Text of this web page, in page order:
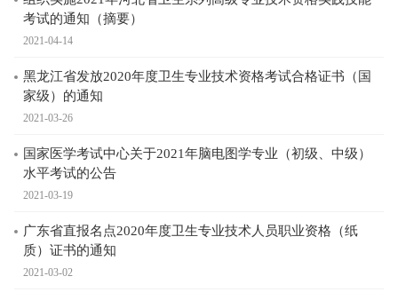
考试的通知（摘要）
2021-04-14
黑龙江省发放2020年度卫生专业技术资格考试合格证书（国
家级）的通知
2021-03-26
国家医学考试中心关于2021年脑电图学专业（初级、中级）
水平考试的公告
2021-03-19
广东省直报名点2020年度卫生专业技术人员职业资格（纸
质）证书的通知
2021-03-02